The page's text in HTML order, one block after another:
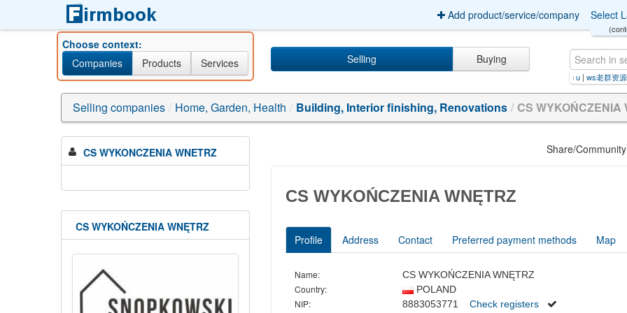
Add product/service/company Select
Choose context:
Companies
Products Services Selling Buying
gửi+tiền+tiết+kiệm+online+bidv+c ws老群资源对接群/ws老群资源交流群⚡️-[认准大轩
Selling companies / Home, Garden, Health / Building, Interior finishing, Renovations / CS WYKOŃCZENIA
CS WYKONCZENIA WNETRZ
CS WYKOŃCZENIA WNĘTRZ
Share/
CS WYKOŃCZENIA WNĘTRZ
Profile Address Contact Preferred payment methods Map
Name: CS WYKOŃCZENIA WNĘTRZ
Country: POLAND
NIP: 8883053771 Check registers